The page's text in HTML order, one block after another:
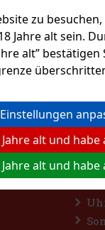
zu
Jahre alt sein.
alt” bestätigen
Einstellungen
alt und
alt und
Vertrag
auf
Sekt